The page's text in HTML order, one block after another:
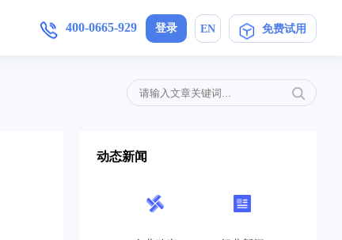
增值服务
开源CRM
在信息时代，开展优质护理服务，信
展的契机,活动策划公司就得在...
产品手册
加入我们
400-0665-929 登录 EN 免费试用
动态新闻